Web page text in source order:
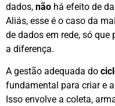
dados, não há efeito de
Aliás, esse é o caso da
de dados em rede, só que
a diferença.
A gestão adequada do
fundamental para criar e
Isso envolve a coleta,